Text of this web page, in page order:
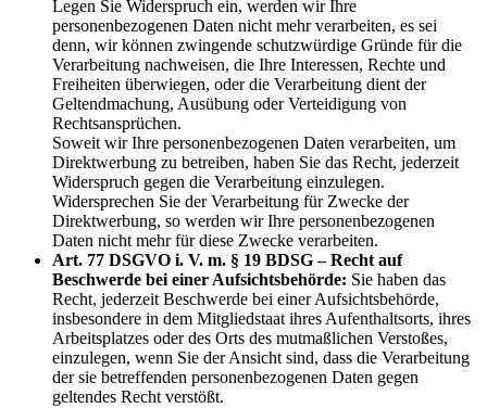
Legen Sie Widerspruch ein, werden wir Ihre
personenbezogenen Daten nicht mehr verarbeiten, es sei
denn, wir können zwingende schutzwürdige Gründe für die
Verarbeitung nachweisen, die Ihre Interessen, Rechte und
Freiheiten überwiegen, oder die Verarbeitung dient der
Geltendmachung, Ausübung oder Verteidigung von
Rechtsansprüchen.
Soweit wir Ihre personenbezogenen Daten verarbeiten, um
Direktwerbung zu betreiben, haben Sie das Recht, jederzeit
Widerspruch gegen die Verarbeitung einzulegen.
Widersprechen Sie der Verarbeitung für Zwecke der
Direktwerbung, so werden wir Ihre personenbezogenen
Daten nicht mehr für diese Zwecke verarbeiten.
Art. 77 DSGVO i. V. m. § 19 BDSG – Recht auf
Beschwerde bei einer Aufsichtsbehörde: Sie haben das
Recht, jederzeit Beschwerde bei einer Aufsichtsbehörde,
insbesondere in dem Mitgliedstaat ihres Aufenthaltsorts, ihres
Arbeitsplatzes oder des Orts des mutmaßlichen Verstoßes,
einzulegen, wenn Sie der Ansicht sind, dass die Verarbeitung
der sie betreffenden personenbezogenen Daten gegen
geltendes Recht verstößt.